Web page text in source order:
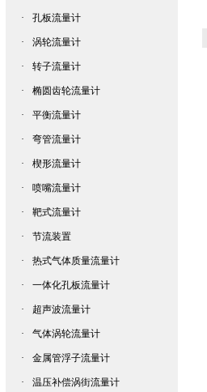
· 孔板流量计
· 涡轮流量计
· 转子流量计
· 椭圆齿轮流量计
· 平衡流量计
· 弯管流量计
· 楔形流量计
· 喷嘴流量计
· 靶式流量计
· 节流装置
· 热式气体质量流量计
· 一体化孔板流量计
· 超声波流量计
· 气体涡轮流量计
· 金属管浮子流量计
· 温压补偿涡街流量计